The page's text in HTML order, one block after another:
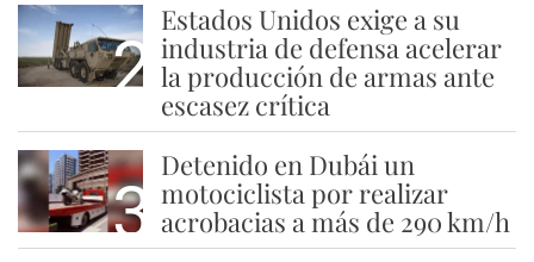
2
Estados Unidos exige a su
industria de defensa acelerar
la producción de armas ante
escasez crítica
3
Detenido en Dubái un
motociclista por realizar
acrobacias a más de 290 km/h